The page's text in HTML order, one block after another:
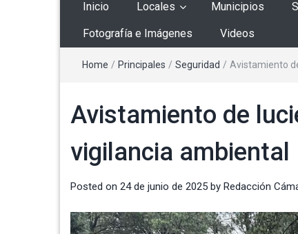
Inicio Locales Municipios
Fotografía e Imágenes Videos
Home / Principales / Seguridad / Avistamiento
Avistamiento de
vigilancia ambiental
Posted on 24 de junio de 2025 by Redacción